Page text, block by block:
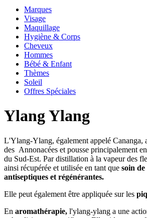
Marques
Visage
Maquillage
Hygiène & Corps
Cheveux
Hommes
Bébé & Enfant
Thèmes
Soleil
Offres Spéciales
Ylang Ylang
L'Ylang-Ylang, également appelé Cananga,
des Annonacées et pousse principalement
du Sud-Est. Par distillation à la vapeur des
ainsi récupérée et utilisée en tant que soin
antiseptiques et régénérantes.
Elle peut également être appliquée sur les
En aromathérapie, l'ylang-ylang a une